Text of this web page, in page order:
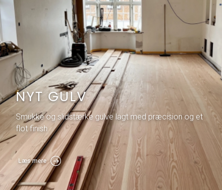
NYT GULV
Smukke og slidstærke gulve lagt med præcision og et
flot finish
Læs mere